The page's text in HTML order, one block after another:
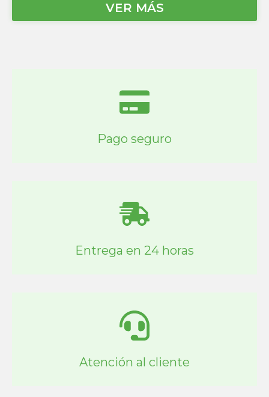
VER MÁS
Pago seguro
Entrega en 24 horas
Atención al cliente